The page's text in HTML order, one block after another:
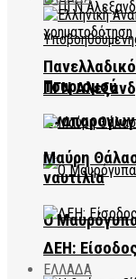
ΠΓΝ
Ο
ΕΛΛΑΔΑ
Τουρισμού
Μαύρη
ναυτιλία
ΔΕΗ: